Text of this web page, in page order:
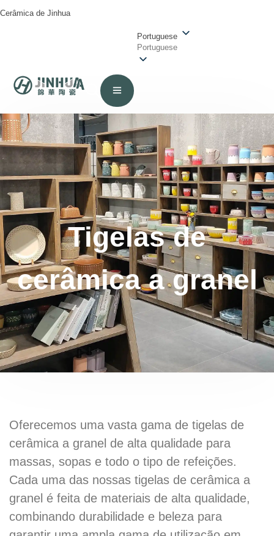
Cerâmica de Jinhua
Portuguese
Portuguese
Tigelas de
cerâmica a granel
Oferecemos uma vasta gama de tigelas de
cerâmica a granel de alta qualidade para
massas, sopas e todo o tipo de refeições.
Cada uma das nossas tigelas de cerâmica a
granel é feita de materiais de alta qualidade,
combinando durabilidade e beleza para